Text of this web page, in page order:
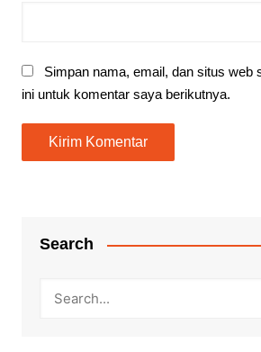
Simpan nama, email, dan situs web
ini untuk komentar saya berikutnya.
Search